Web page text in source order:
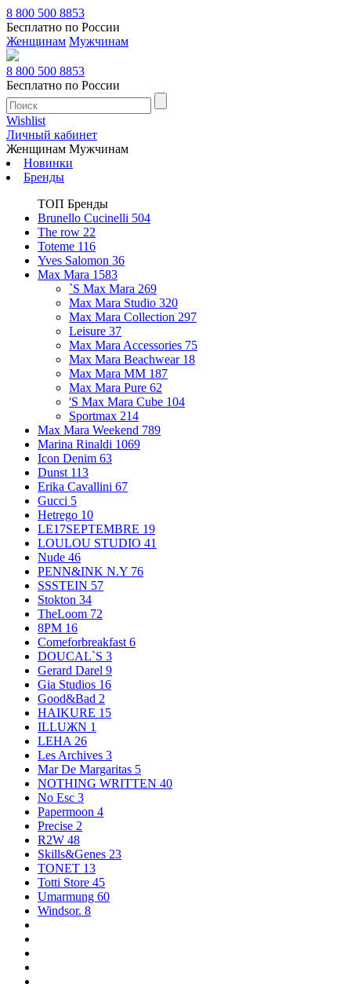
8 800 500 8853
Бесплатно по России
Женщинам Мужчинам
8 800 500 8853
Бесплатно по России
Wishlist
Личный кабинет
Женщинам Мужчинам
Новинки
Бренды
ТОП Бренды
Brunello Cucinelli 504
The row 22
Toteme 116
Yves Salomon 36
Max Mara 1583
`S Max Mara 269
Max Mara Studio 320
Max Mara Collection 297
Leisure 37
Max Mara Accessories 75
Max Mara Beachwear 18
Max Mara MM 187
Max Mara Pure 62
'S Max Mara Cube 104
Sportmax 214
Max Mara Weekend 789
Marina Rinaldi 1069
Icon Denim 63
Dunst 113
Erika Cavallini 67
Gucci 5
Hetrego 10
LE17SEPTEMBRE 19
LOULOU STUDIO 41
Nude 46
PENN&INK N.Y 76
SSSTEIN 57
Stokton 34
TheLoom 72
8PM 16
Comeforbreakfast 6
DOUCAL`S 3
Gerard Darel 9
Gia Studios 16
Good&Bad 2
HAIKURE 15
ILLUЖN 1
LEHA 26
Les Archives 3
Mar De Margaritas 5
NOTHING WRITTEN 40
No Esc 3
Papermoon 4
Precise 2
R2W 48
Skills&Genes 23
TONET 13
Totti Store 45
Umarmung 60
Windsor. 8